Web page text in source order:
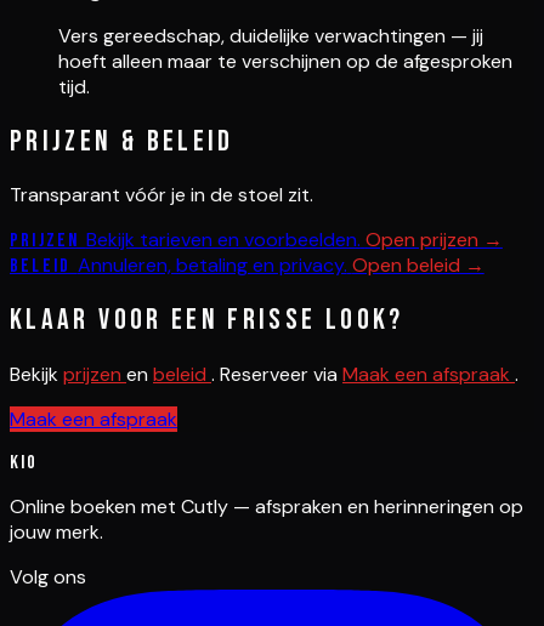
Vers gereedschap, duidelijke verwachtingen — jij
hoeft alleen maar te verschijnen op de afgesproken
tijd.
Prijzen & beleid
Transparant vóór je in de stoel zit.
Prijzen Bekijk tarieven en voorbeelden. Open prijzen →
Beleid Annuleren, betaling en privacy. Open beleid →
Klaar voor een frisse look?
Bekijkprijzen en beleid . Reserveer via Maak een afspraak .
Maak een afspraak
Kio
Online boeken met Cutly — afspraken en herinneringen op
jouw merk.
Volg ons